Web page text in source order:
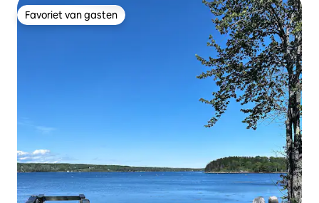
Favoriet van gasten
Favoriet van gasten